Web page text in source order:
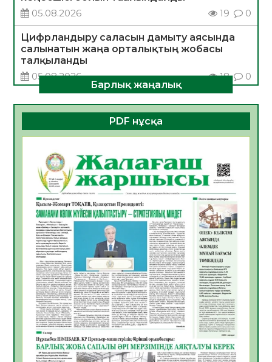
05.08.2026
19 0
Цифрландыру саласын дамыту аясында
салынатын жаңа орталықтың жобасы
талқыланды
05.08.2026
18 0
құралдарының таныстырылымы өтті
05.08.2026
19 0
Қазақстандықтардың 72,3%-ы жаңа
Құрылтай үшін дауыс беруге дайын
05.08.2026
21
ӘРБІР ДАУЫС – ҚОҒАМ ДАМУЫНА
ҚОСЫЛҒАН ҮЛЕС
05.08.2026
27
ҚҰРЫЛТАЙ САЙЛАУЫ – БІРЛІК ПЕН
ЖАУАПКЕРШІЛІККЕ БАСТАЙТЫН ҚАДАМ
05.08.2026
26
Мектептен – Ұлттық ұлан сапына
04.08.2026
36
Үкіметтік емес ұйымдарға арналған
сыйлықақы конкурсына өтінім қабылдау
Барлық жаңалық
PDF нұсқа